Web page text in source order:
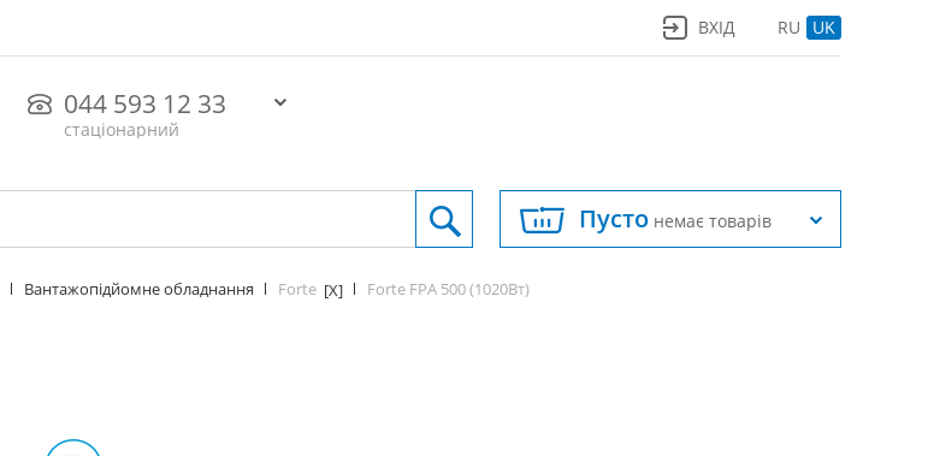
RU UK
ВХІД
044 593 12 33
стаціонарний
Пусто немає товарів
Вантажопідйомне обладнання Forte [X] Forte FPA 500 (1020Вт)